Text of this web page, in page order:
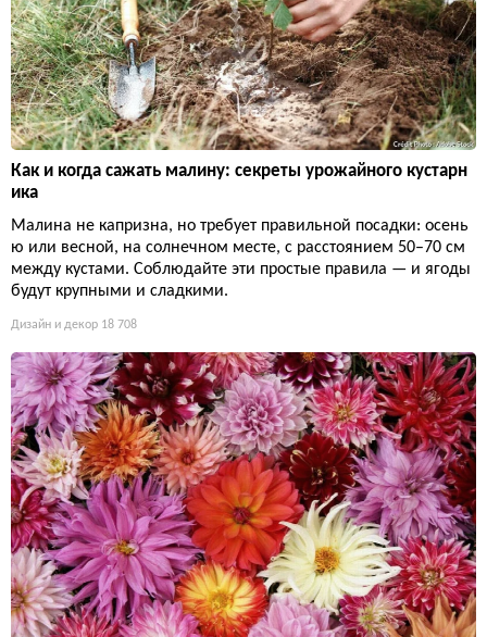
Как и когда сажать малину: секреты урожайного кустарн
ика
Малина не капризна, но требует правильной посадки: осень
ю или весной, на солнечном месте, с расстоянием 50–70 см
между кустами. Соблюдайте эти простые правила — и ягоды
будут крупными и сладкими.
Дизайн и декор 18 708